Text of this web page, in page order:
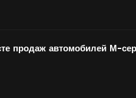
продаж автомобилей М-